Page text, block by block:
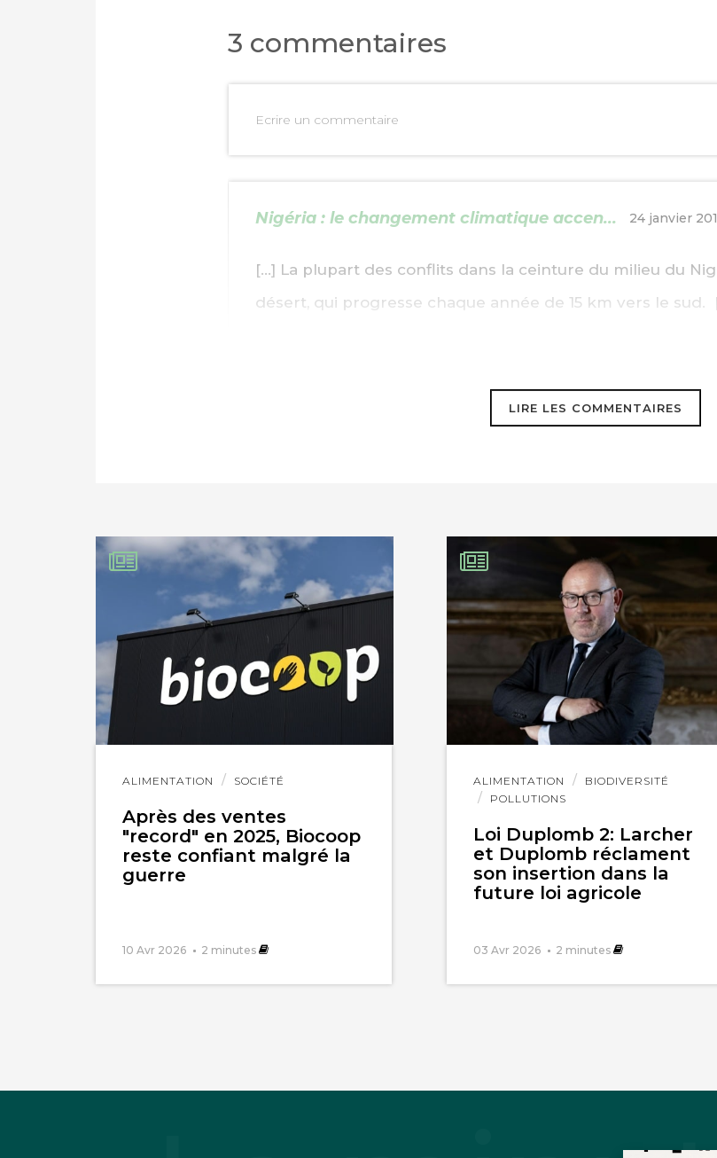
IMPRIMER
3 commentaires
Ecrire un commentaire
Nigéria : le changement climatique accen... 24 janvier
[…] La plupart des conflits dans la ceinture du milieu du
désert, qui progresse chaque année de 15 km vers le sud.
exponentielle du nombre de nigérians.
Ils étaient 38 millions en 1950 et sont aujourd’hui 175
des exploitations dont dispose un fermier a été divisée par
Et les choses ne risquent pas de s’arranger puisqu’en
d’habitants : un fermier de cette fin de siècle n’y
terres par rapport à 1950 !! Si nous voulons éviter le pire,
les nigérians à contrôler leur fécondité…
28 janvier 2014
LIRE LES COMMENTAIRES
ALIMENTATION SOCIÉTÉ
Après des ventes
"record" en 2025, Biocoop
reste confiant malgré la
guerre
10 Avr 2026 2 minutes
Lire
ALIMENTATION
BIODIVERSITÉ
POLLUTIONS
Loi Duplomb 2: Larcher
et Duplomb réclament
son insertion dans la
future loi agricole
03 Avr 2026 2 minutes
Lire
l'article